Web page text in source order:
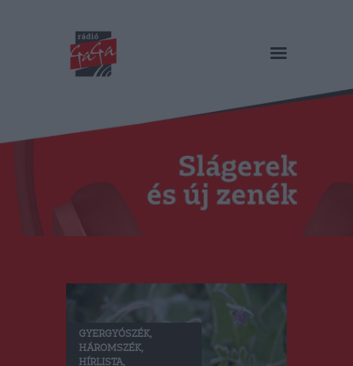
RÁDIÓ GAGA
Műsorok
Duma Duba
Podcast és videók
Stáb
GYERGYÓSZÉK,
HÁROMSZÉK,
HÍRLISTA,